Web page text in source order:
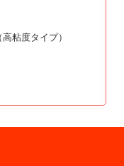
粘度タイプ）